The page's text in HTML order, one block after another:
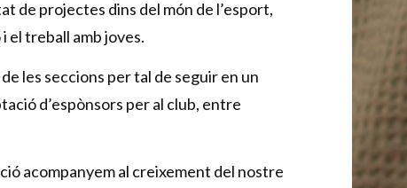
de projectes dins del món de l’esport,
el treball amb joves.
les seccions per tal de seguir en un
d’espònsors per al club, entre
acompanyem al creixement del nostre